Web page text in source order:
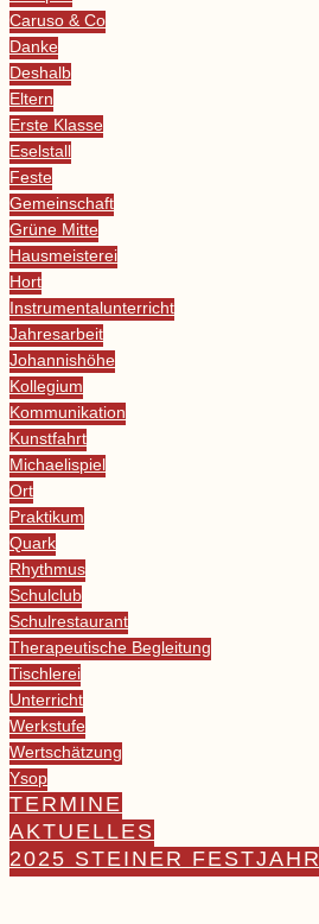
Caruso & Co
Danke
Deshalb
Eltern
Erste Klasse
Eselstall
Feste
Gemeinschaft
Grüne Mitte
Hausmeisterei
Hort
Instrumentalunterricht
Jahresarbeit
Johannishöhe
Kollegium
Kommunikation
Kunstfahrt
Michaelispiel
Ort
Praktikum
Quark
Rhythmus
Schulclub
Schulrestaurant
Therapeutische Begleitung
Tischlerei
Unterricht
Werkstufe
Wertschätzung
Ysop
TERMINE
AKTUELLES
2025 STEINER FESTJAHR